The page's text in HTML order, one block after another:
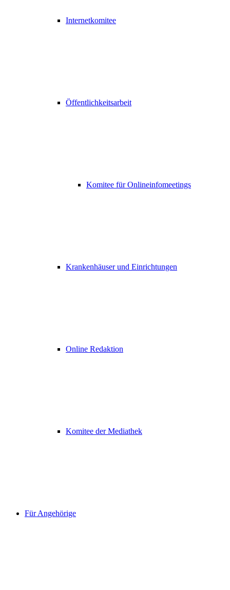
Internetkomitee
Öffentlichkeitsarbeit
Komitee für Onlineinfomeetings
Krankenhäuser und Einrichtungen
Online Redaktion
Komitee der Mediathek
Für Angehörige